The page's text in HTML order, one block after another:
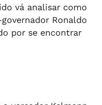
vá analisar como
Ronaldo
por se encontrar